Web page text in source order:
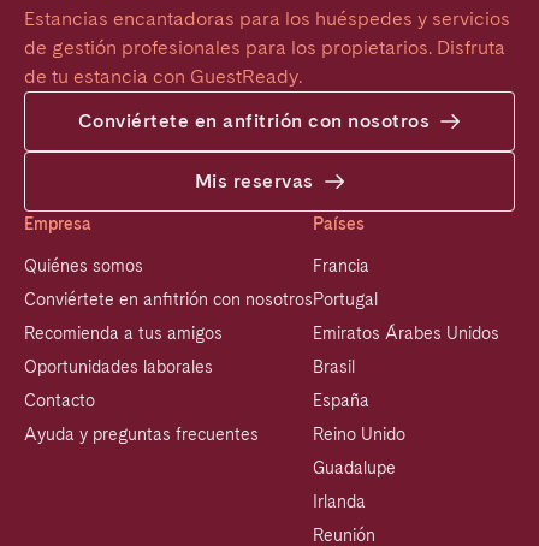
Estancias encantadoras para los huéspedes y servicios
de gestión profesionales para los propietarios. Disfruta
de tu estancia con GuestReady.
Conviértete en anfitrión con nosotros
Mis reservas
Empresa
Quiénes somos
Conviértete en anfitrión con nosotros
Recomienda a tus amigos
Oportunidades laborales
Contacto
Ayuda y preguntas frecuentes
Países
Francia
Portugal
Emiratos Árabes Unidos
Brasil
España
Reino Unido
Guadalupe
Irlanda
Reunión